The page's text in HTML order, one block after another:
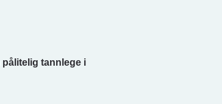
pålitelig tannlege i